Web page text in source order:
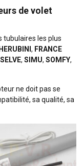
de volet
tubulaires les plus
, FRANCE
SELVE, SIMU, SOMFY,
ne doit pas se
sa qualité, sa